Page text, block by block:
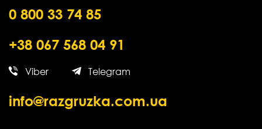
0 800 33 74 85
+38 067 568 04 91
Viber Telegram
info@razgruzka.com.ua